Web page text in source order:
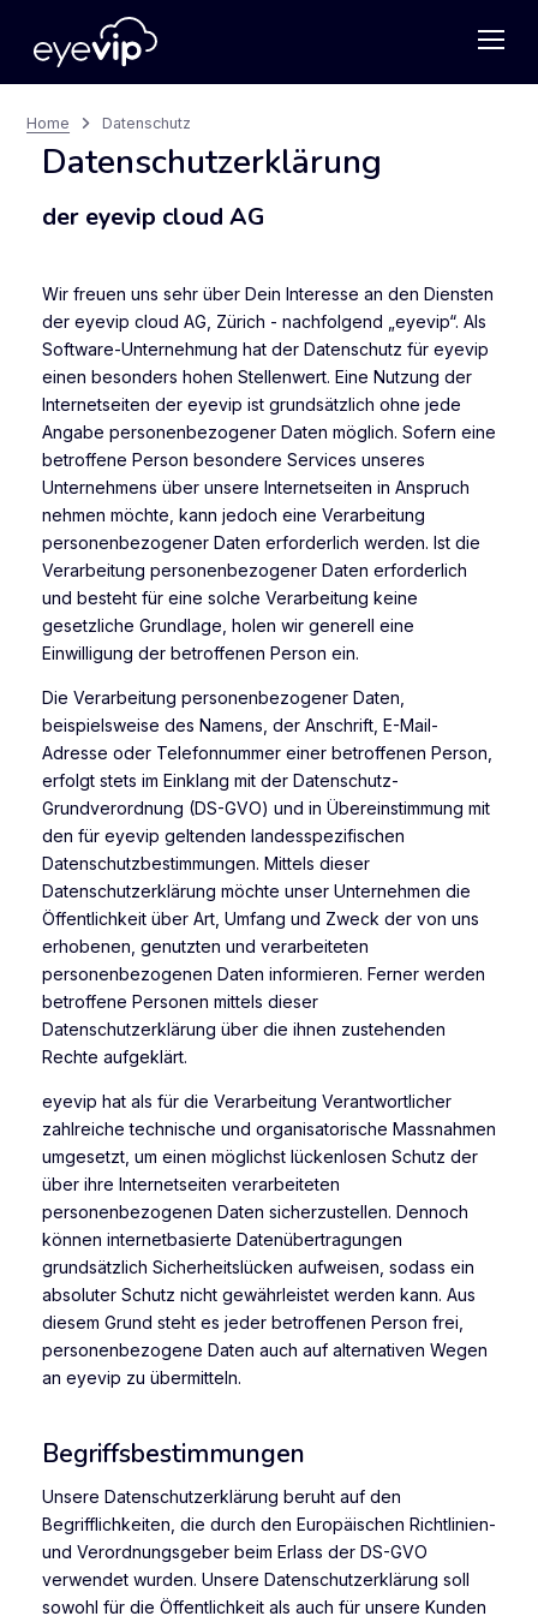
Home Datenschutz
Datenschutzerklärung
der eyevip cloud AG
Wir freuen uns sehr über Dein Interesse an den Diensten
der eyevip cloud AG, Zürich - nachfolgend „eyevip“. Als
Software-Unternehmung hat der Datenschutz für eyevip
einen besonders hohen Stellenwert. Eine Nutzung der
Internetseiten der eyevip ist grundsätzlich ohne jede
Angabe personenbezogener Daten möglich. Sofern eine
betroffene Person besondere Services unseres
Unternehmens über unsere Internetseiten in Anspruch
nehmen möchte, kann jedoch eine Verarbeitung
personenbezogener Daten erforderlich werden. Ist die
Verarbeitung personenbezogener Daten erforderlich
und besteht für eine solche Verarbeitung keine
gesetzliche Grundlage, holen wir generell eine
Einwilligung der betroffenen Person ein.
Die Verarbeitung personenbezogener Daten,
beispielsweise des Namens, der Anschrift, E-Mail-
Adresse oder Telefonnummer einer betroffenen Person,
erfolgt stets im Einklang mit der Datenschutz-
Grundverordnung (DS-GVO) und in Übereinstimmung mit
den für eyevip geltenden landesspezifischen
Datenschutzbestimmungen. Mittels dieser
Datenschutzerklärung möchte unser Unternehmen die
Öffentlichkeit über Art, Umfang und Zweck der von uns
erhobenen, genutzten und verarbeiteten
personenbezogenen Daten informieren. Ferner werden
betroffene Personen mittels dieser
Datenschutzerklärung über die ihnen zustehenden
Rechte aufgeklärt.
eyevip hat als für die Verarbeitung Verantwortlicher
zahlreiche technische und organisatorische Massnahmen
umgesetzt, um einen möglichst lückenlosen Schutz der
über ihre Internetseiten verarbeiteten
personenbezogenen Daten sicherzustellen. Dennoch
können internetbasierte Datenübertragungen
grundsätzlich Sicherheitslücken aufweisen, sodass ein
absoluter Schutz nicht gewährleistet werden kann. Aus
diesem Grund steht es jeder betroffenen Person frei,
personenbezogene Daten auch auf alternativen Wegen
an eyevip zu übermitteln.
Begriffsbestimmungen
Unsere Datenschutzerklärung beruht auf den
Begrifflichkeiten, die durch den Europäischen Richtlinien-
und Verordnungsgeber beim Erlass der DS-GVO
verwendet wurden. Unsere Datenschutzerklärung soll
sowohl für die Öffentlichkeit als auch für unsere Kunden